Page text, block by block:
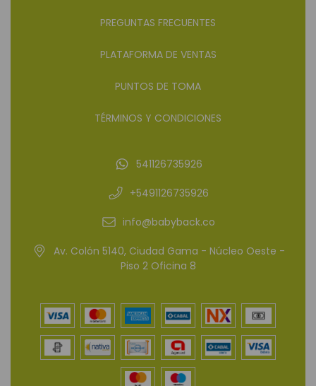
PREGUNTAS FRECUENTES
PLATAFORMA DE VENTAS
PUNTOS DE TOMA
TÉRMINOS Y CONDICIONES
541126735926
+5491126735926
info@babyback.co
Av. Colón 5140, Ciudad Gama - Núcleo Oeste -
Piso 2 Oficina 8